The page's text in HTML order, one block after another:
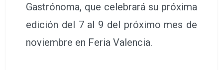
Gastrónoma, que celebrará su próxima
edición del 7 al 9 del próximo mes de
noviembre en Feria Valencia.